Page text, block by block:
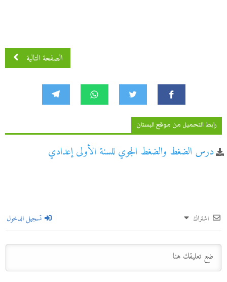
الصفحة التالية
رابط التحميل من موقع البستان
درس الضغط والضغط الجوي للسنة الأولى إعدادي
اشتراك تسجيل الدخول